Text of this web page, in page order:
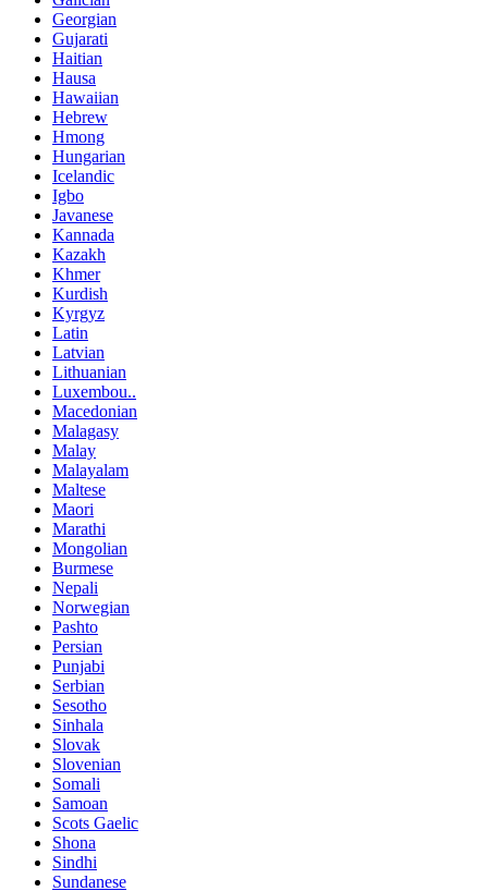
Georgian
Gujarati
Haitian
Hausa
Hawaiian
Hebrew
Hmong
Hungarian
Icelandic
Igbo
Javanese
Kannada
Kazakh
Khmer
Kurdish
Kyrgyz
Latin
Latvian
Lithuanian
Luxembou..
Macedonian
Malagasy
Malay
Malayalam
Maltese
Maori
Marathi
Mongolian
Burmese
Nepali
Norwegian
Pashto
Persian
Punjabi
Serbian
Sesotho
Sinhala
Slovak
Slovenian
Somali
Samoan
Scots Gaelic
Shona
Sindhi
Sundanese